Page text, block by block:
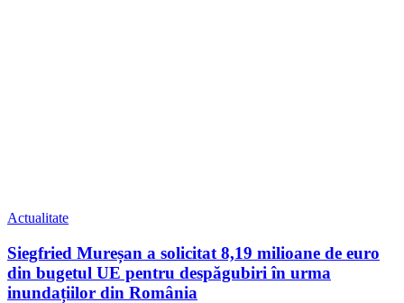
Actualitate
Siegfried Mureșan a solicitat 8,19 milioane de euro
din bugetul UE pentru despăgubiri în urma
inundațiilor din România